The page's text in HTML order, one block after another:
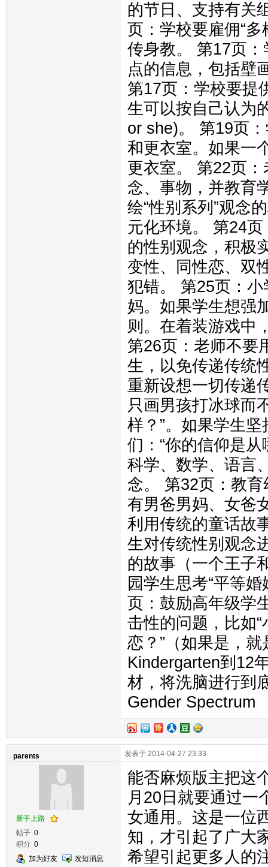
的节日、支持有关
页：学校要雇佣“
传身教。 第17页
点的信息，包括壁
第17页：学校要提
生可以按自己认为
or she)。 第19页
和更衣室。如果一
更衣室。 第22页：
念、事物，并教育
绘“性别系列”观念
元化环境。 第24
的性别观念，积极
变性、同性恋、双
犯错。 第25页：
妈。如果学生想强
则。在着装游戏中
第26页：老师不要
生，以免传递传统
重新设想一切传递
只画男孩打冰球而
样？”。如果学生
们：“你的信仰是
科学、数学、语言
念。 第32页：教育
有男爸男妈、女爸
利用传统的童话故
生对传统性别观念
的故事（一个王子
园学生思考“平等
页：鼓励高年级学
击性的问题，比如
恋？”（如果是，
Kindergarten到12
材，将洗脑进行到
Gender Spectrum
parents
新手上路
帖子 0
积分 0
加为好友
发短消息
发表于 2014-04-27 23:33
能否麻烦版主把这
月20日就要通过一
女通用。这是一位
知，才引起了广大
希望引起更多人的